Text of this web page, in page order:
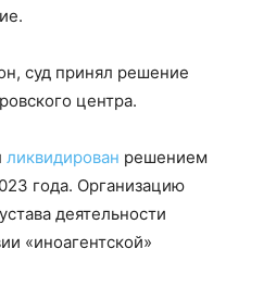
суд принял решение
центра.
ликвидирован решением
года. Организацию
деятельности
«иноагентской»